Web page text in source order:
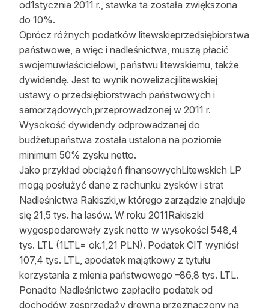
od1stycznia 2011 r., stawka ta została zwiększona
do 10%.
Oprócz różnych podatków litewskieprzedsiębiorstwa
państwowe, a więc i nadleśnictwa, muszą płacić
swojemuwłaścicielowi, państwu litewskiemu, także
dywidendę. Jest to wynik nowelizacjilitewskiej
ustawy o przedsiębiorstwach państwowych i
samorządowych,przeprowadzonej w 2011 r.
Wysokość dywidendy odprowadzanej do
budżetupaństwa została ustalona na poziomie
minimum 50% zysku netto.
Jako przykład obciążeń finansowychLitewskich LP
mogą posłużyć dane z rachunku zysków i strat
Nadleśnictwa Rakiszki,w którego zarządzie znajduje
się 21,5 tys. ha lasów. W roku 2011Rakiszki
wygospodarowały zysk netto w wysokości 548,4
tys. LTL (1LTL= ok.1,21 PLN). Podatek CIT wyniósł
107,4 tys. LTL, apodatek majątkowy z tytułu
korzystania z mienia państwowego –86,8 tys. LTL.
Ponadto Nadleśnictwo zapłaciło podatek od
dochodów zesprzedaży drewna przeznaczony na